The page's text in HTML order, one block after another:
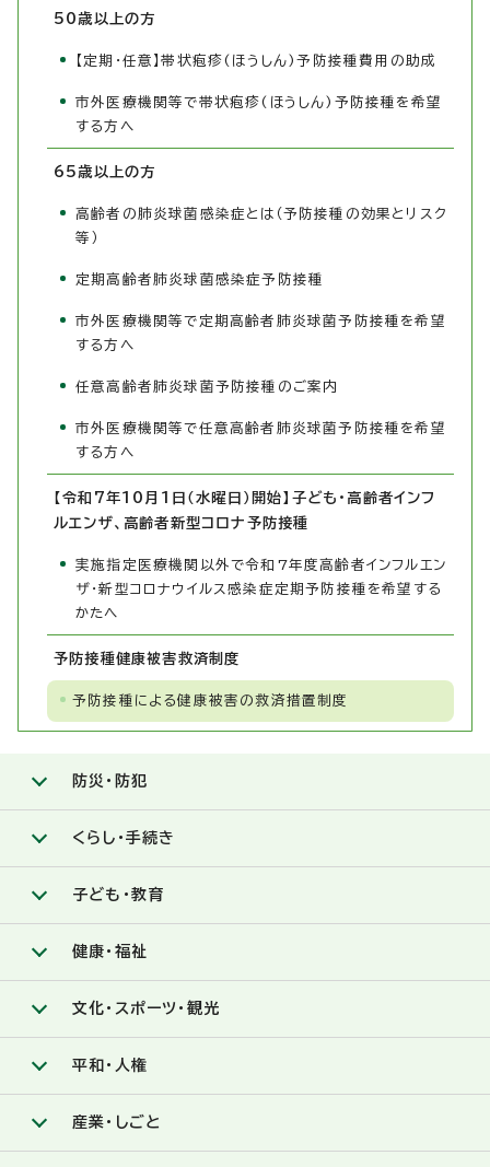
50歳以上の方
【定期・任意】帯状疱疹(ほうしん)予防接種費用の助成
市外医療機関等で帯状疱疹(ほうしん)予防接種を希望
する方へ
65歳以上の方
高齢者の肺炎球菌感染症とは（予防接種の効果とリスク
等）
定期高齢者肺炎球菌感染症予防接種
市外医療機関等で定期高齢者肺炎球菌予防接種を希望
する方へ
任意高齢者肺炎球菌予防接種のご案内
市外医療機関等で任意高齢者肺炎球菌予防接種を希望
する方へ
【令和7年10月1日（水曜日）開始】子ども・高齢者インフ
ルエンザ、高齢者新型コロナ予防接種
実施指定医療機関以外で令和7年度高齢者インフルエン
ザ・新型コロナウイルス感染症定期予防接種を希望する
かたへ
予防接種健康被害救済制度
予防接種による健康被害の救済措置制度
防災・防犯
くらし・手続き
子ども・教育
健康・福祉
文化・スポーツ・観光
平和・人権
産業・しごと